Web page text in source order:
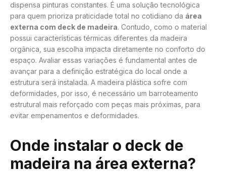
dispensa pinturas constantes. É uma solução tecnológica
para quem prioriza praticidade total no cotidiano da área
externa com deck de madeira. Contudo, como o material
possui características térmicas diferentes da madeira
orgânica, sua escolha impacta diretamente no conforto do
espaço. Avaliar essas variações é fundamental antes de
avançar para a definição estratégica do local onde a
estrutura será instalada. A madeira plástica sofre com
deformidades, por isso, é necessário um barroteamento
estrutural mais reforçado com peças mais próximas, para
evitar empenamentos e deformidades.
Onde instalar o deck de
madeira na área externa?